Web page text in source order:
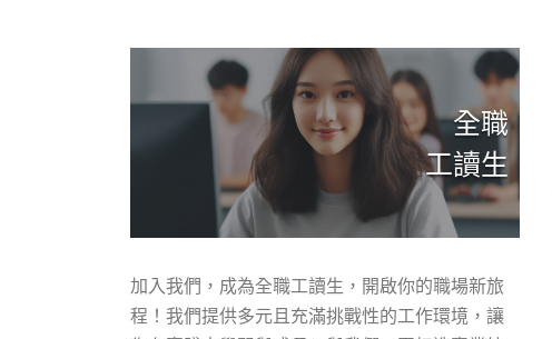
全職
工讀生
加入我們，成為全職工讀生，開啟你的職場新旅
程！我們提供多元且充滿挑戰性的工作環境，讓